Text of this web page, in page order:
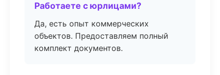
Работаете с юрлицами?
Да, есть опыт коммерческих
объектов. Предоставляем полный
комплект документов.